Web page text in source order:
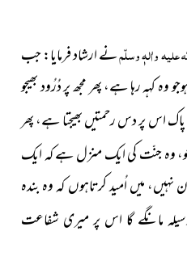
علیہ واٰلہٖ وسلّمنے ارشاد فرمایا: جب
وہ کہہ رہا ہے، پھر مجھ پر دُرُود بھیجو
پاک اس پر دس رحمتیں بھیجتا ہے،پھر
وہ جنّت کی ایک منزل ہے کہ ایک
میں اُمید کرتاہوں کہ وہ بندہ
مانگے گا اس پر میری شفاعت